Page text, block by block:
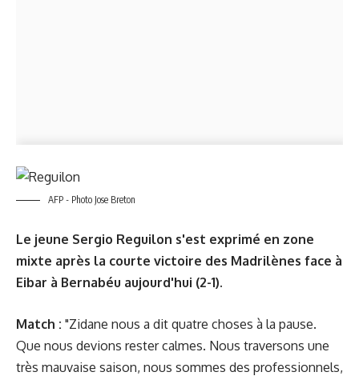
AFP - Photo Jose Breton
Le jeune Sergio Reguilon s'est exprimé en zone
mixte après la courte victoire des Madrilènes face à
Eibar à Bernabéu aujourd'hui (2-1).
Match : "Zidane nous a dit quatre choses à la pause.
Que nous devions rester calmes. Nous traversons une
très mauvaise saison, nous sommes des professionnels,